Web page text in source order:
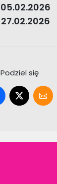
05.02.2026
27.02.2026
Podziel się